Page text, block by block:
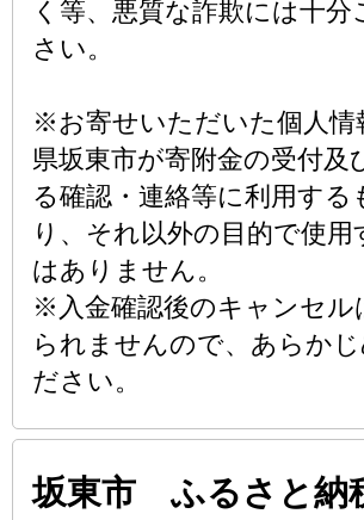
く等、悪質な詐欺には十分
さい。
※お寄せいただいた個人情
県坂東市が寄附金の受付及
る確認・連絡等に利用する
り、それ以外の目的で使
はありません。
※入金確認後のキャンセル
られませんので、あらかじ
ださい。
坂東市 ふるさと納